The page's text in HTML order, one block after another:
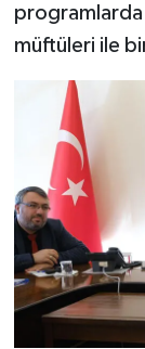
programlarda
müftüleri ile
Bingöl
Bitlis
Bolu
Burdur
Bursa
Aile
Sağlık
Makaleler
Ekonomi
Duyurular
Podcast